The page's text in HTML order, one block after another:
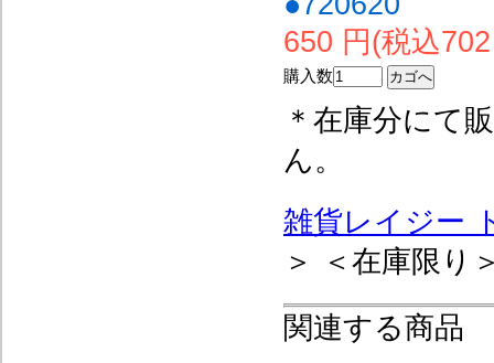
650 円(税込
購入数
＊在庫分にて
ん。
雑貨レイジー
＞ ＜在庫限り
関連する商品